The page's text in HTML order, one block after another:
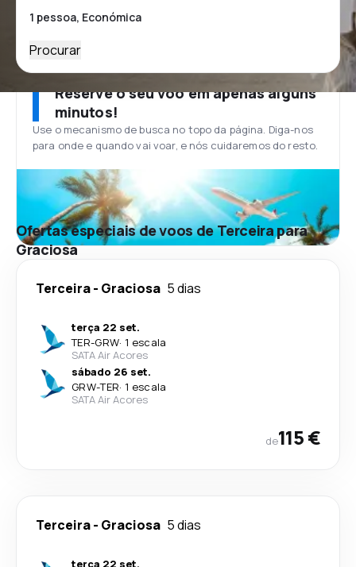
Procurar
Reserve o seu voo em apenas alguns
minutos!
Use o mecanismo de busca no topo da página. Diga-nos
para onde e quando vai voar, e nós cuidaremos do resto.
Ofertas especiais de voos de Terceira para
Graciosa
Terceira- Graciosa 5 dias
terça 22 set.
TER-GRW· 1 escala
SATA Air Acores
sábado 26 set.
GRW-TER· 1 escala
SATA Air Acores
de115 €
Terceira- Graciosa 5 dias
terça 22 set.